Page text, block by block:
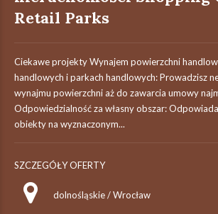
Retail Parks
Ciekawe projekty Wynajem powierzchni
handlowych i parkach handlowych: Prowadzisz
wynajmu powierzchni aż do zawarcia umowy
Odpowiedzialność za własny obszar:
obiekty na wyznaczonym...
SZCZEGÓŁY OFERTY
dolnośląskie / Wrocław